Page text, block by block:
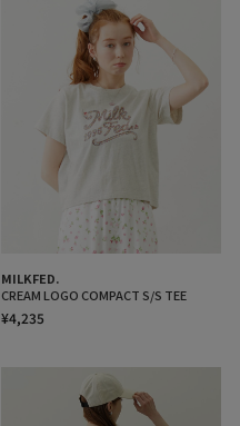
MILKFED.
CREAM LOGO COMPACT S/S TEE
¥4,235